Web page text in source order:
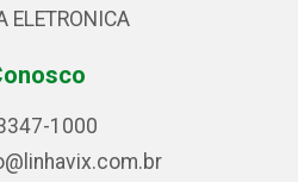
ELETRONICA
1000